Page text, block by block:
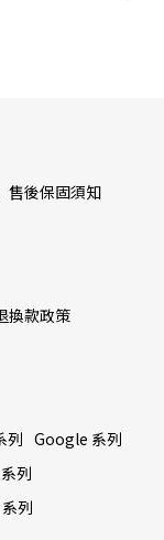
售後保固須知
換款政策
列 Google 系列
列
列